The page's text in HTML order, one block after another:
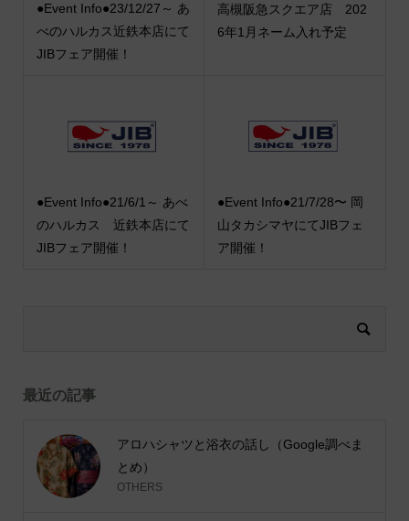
●Event Info●23/12/27～ あ
べのハルカス近鉄本店にて
JIBフェア開催！
高槻阪急スクエア店 202
6年1月ネーム入れ予定
●Event Info●21/6/1～ あべ
のハルカス 近鉄本店にて
JIBフェア開催！
●Event Info●21/7/28〜 岡
山タカシマヤにてJIBフェ
ア開催！
最近の記事
アロハシャツと浴衣の話し（Google調べま
とめ）
OTHERS